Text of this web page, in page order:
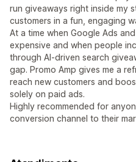
run giveaways right inside my
customers in a fun, engaging
At a time when Google Ads
expensive and when people
through AI-driven search
gap. Promo Amp gives me a
reach new customers and
solely on paid ads.
Highly recommended for
conversion channel to their